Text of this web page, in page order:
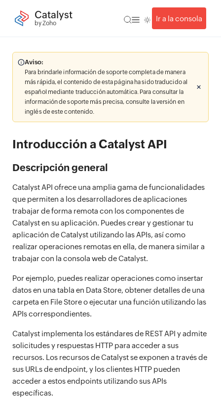
Catalyst
by Zoho
Ir a la consola
Aviso:
Para brindarle información de soporte completa de manera
más rápida, el contenido de esta página ha sido traducido al
español mediante traducción automática. Para consultar la
información de soporte más precisa, consulte la versión en
inglés de este contenido.
Introducción a Catalyst API
Descripción general
Catalyst API ofrece una amplia gama de funcionalidades
que permiten a los desarrolladores de aplicaciones
trabajar de forma remota con los componentes de
Catalyst en su aplicación. Puedes crear y gestionar tu
aplicación de Catalyst utilizando las APIs, así como
realizar operaciones remotas en ella, de manera similar a
trabajar con la consola web de Catalyst.
Por ejemplo, puedes realizar operaciones como insertar
datos en una tabla en Data Store, obtener detalles de una
carpeta en File Store o ejecutar una función utilizando las
APIs correspondientes.
Catalyst implementa los estándares de REST API y admite
solicitudes y respuestas HTTP para acceder a sus
recursos. Los recursos de Catalyst se exponen a través de
sus URLs de endpoint, y los clientes HTTP pueden
acceder a estos endpoints utilizando sus APIs
específicas.